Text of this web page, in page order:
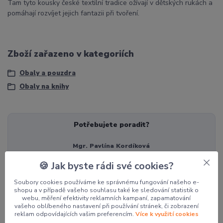
Tam tyto kousky české textilní tradice ožívají v dětských rukách a
pomáhají rozvíjet jejich fantazii při tvoření.
Zboží zařazeno v kategoriích
Obaly a pouzdra
Obaly na knihy
Potřebujete poradit?
Mgr. Pavlína Kordíková
pavla@pocketdesign.cz
Související zboží 3
🍪 Jak byste rádi své cookies?
Soubory cookies používáme ke správnému fungování našeho e-
shopu a v případě vašeho souhlasu také ke sledování statistik o
webu, měření efektivity reklamních kampaní, zapamatování
vašeho oblíbeného nastavení při používání stránek, či zobrazení
reklam odpovídajících vašim preferencím. Více k využití cookies